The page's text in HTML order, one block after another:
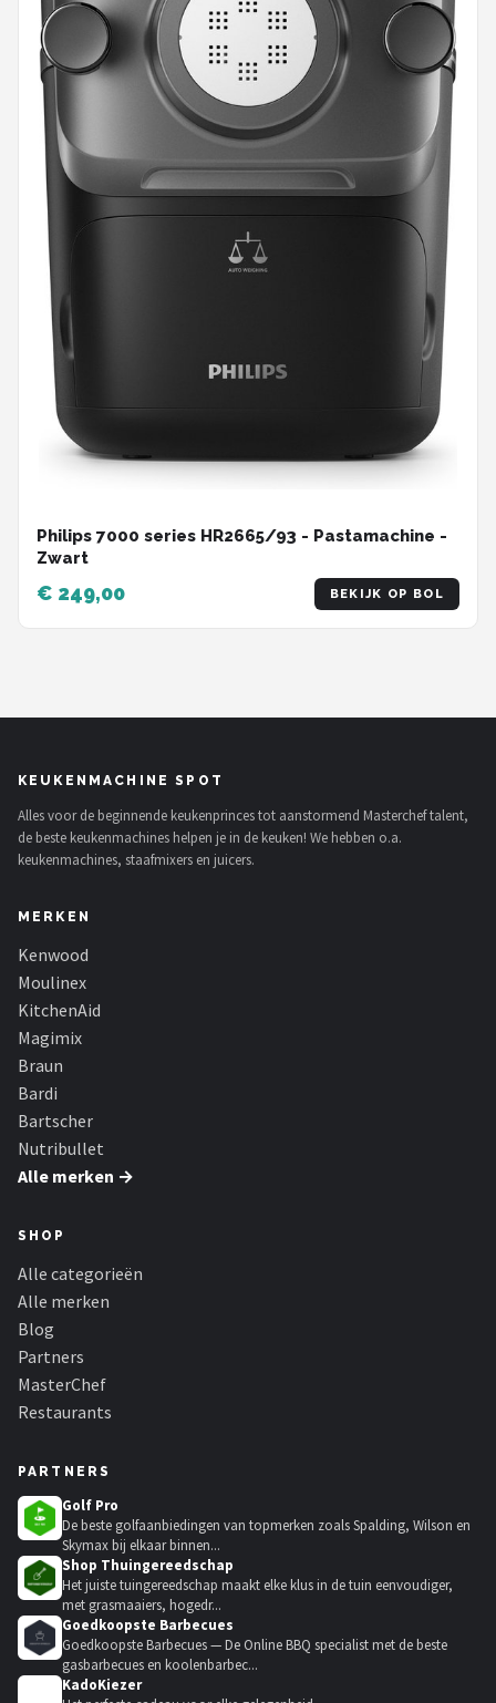
Philips 7000 series HR2665/93 - Pastamachine -
Zwart
€ 249,00 BEKIJK OP BOL
KEUKENMACHINE SPOT
Alles voor de beginnende keukenprinces tot aanstormend Masterchef talent,
de beste keukenmachines helpen je in de keuken! We hebben o.a.
keukenmachines, staafmixers en juicers.
MERKEN
Kenwood
Moulinex
KitchenAid
Magimix
Braun
Bardi
Bartscher
Nutribullet
Alle merken →
SHOP
Alle categorieën
Alle merken
Blog
Partners
MasterChef
Restaurants
PARTNERS
Golf Pro
De beste golfaanbiedingen van topmerken zoals Spalding, Wilson en
Skymax bij elkaar binnen...
Shop Thuingereedschap
Het juiste tuingereedschap maakt elke klus in de tuin eenvoudiger,
met grasmaaiers, hogedr...
Goedkoopste Barbecues
Goedkoopste Barbecues — De Online BBQ specialist met de beste
gasbarbecues en koolenbarbec...
KadoKiezer